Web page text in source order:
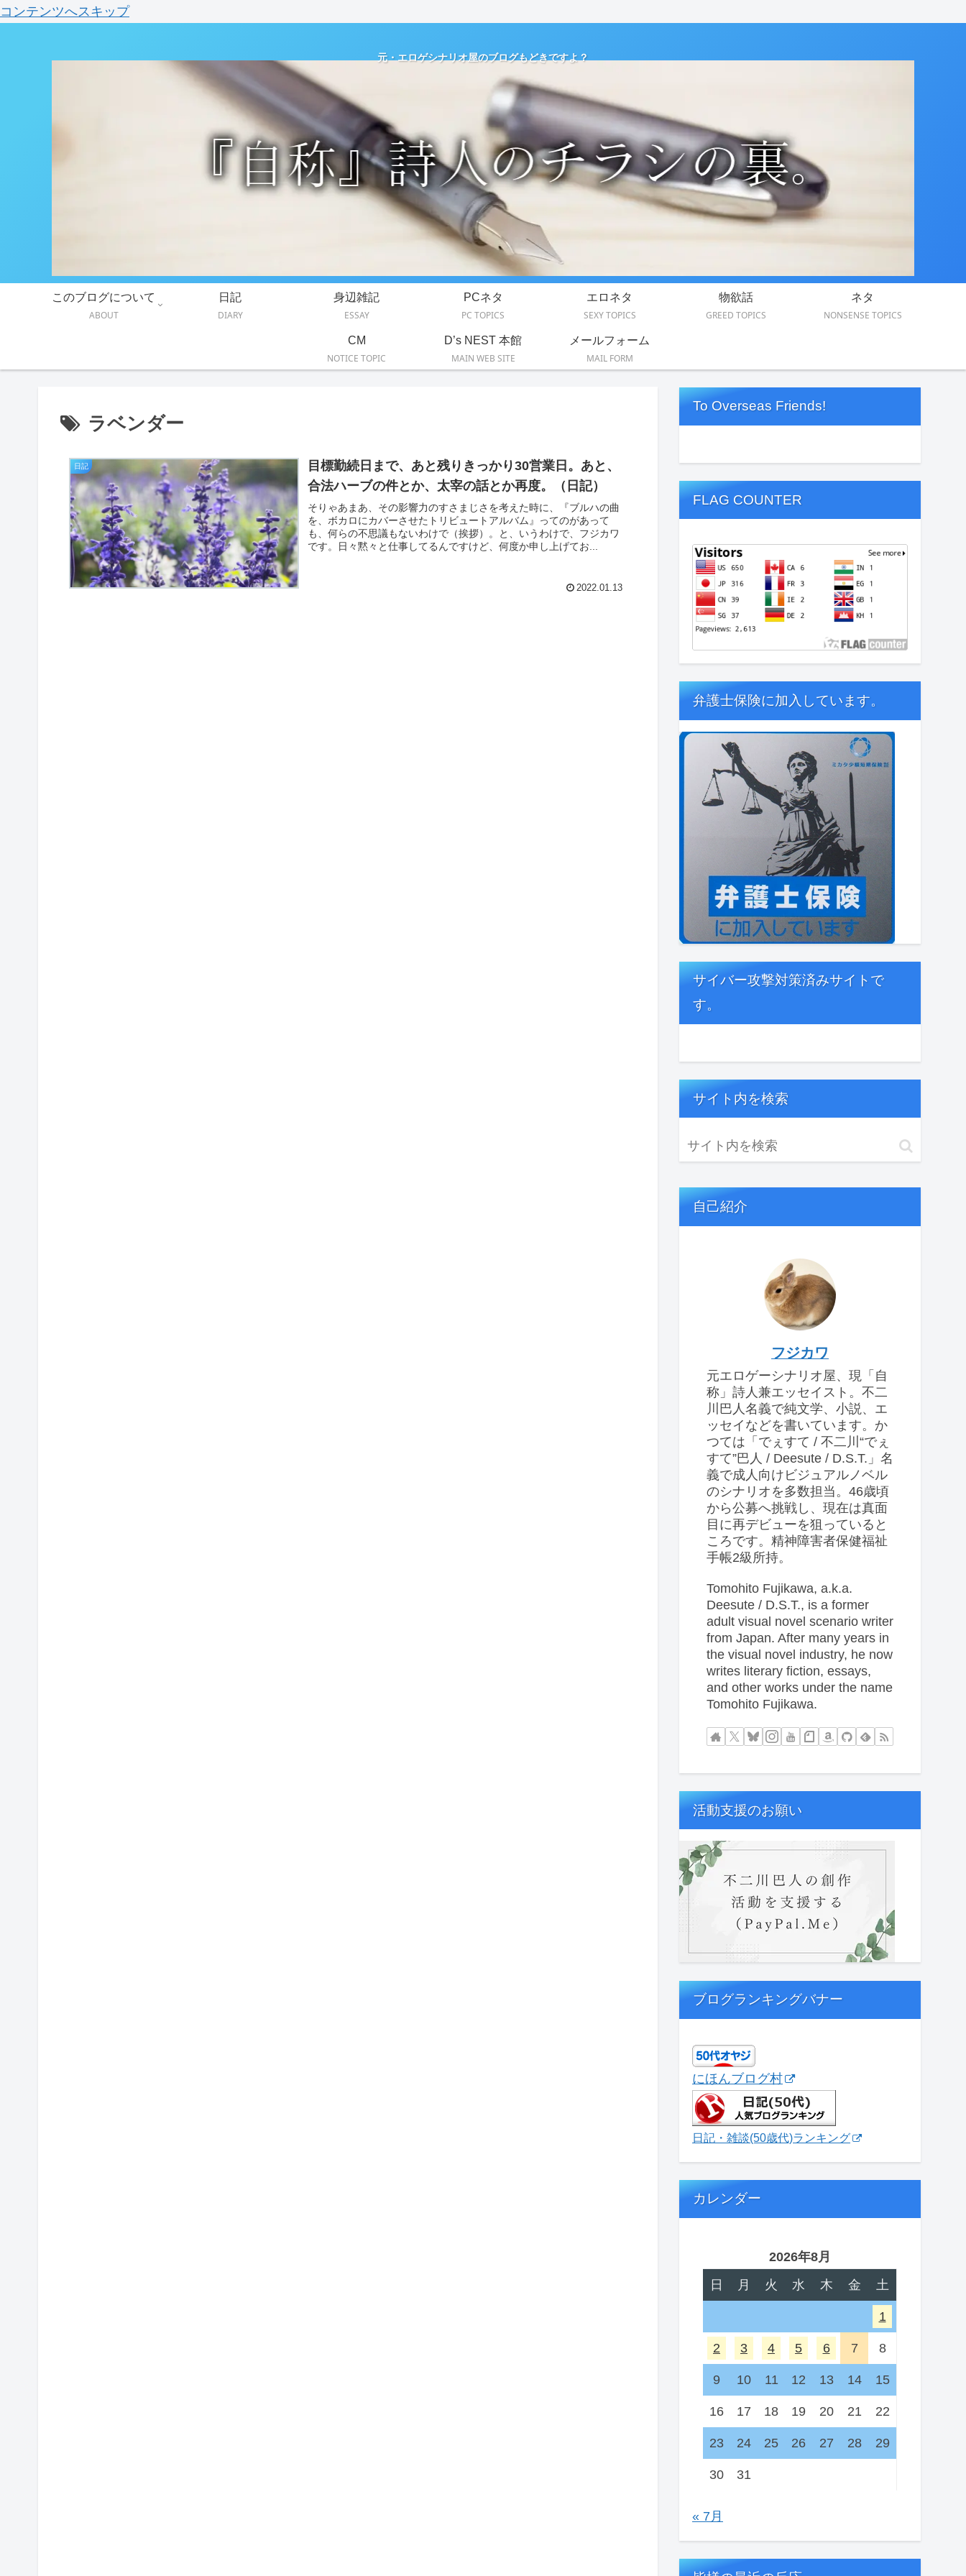
コンテンツへスキップ
元・エロゲシナリオ屋のブログもどきですよ？
このブログについて
ABOUT
日記
DIARY
身辺雑記
ESSAY
PCネタ
PC TOPICS
エロネタ
SEXY TOPICS
物欲話
GREED TOPICS
ネタ
NONSENSE TOPICS
CM
NOTICE TOPIC
D’s NEST 本館
MAIN WEB SITE
メールフォーム
MAIL FORM
ラベンダー
日記
目標勤続日まで、あと残りきっかり30営業日。あと、
合法ハーブの件とか、太宰の話とか再度。（日記）
そりゃあまあ、その影響力のすさまじさを考えた時に、『ブルハの曲
を、ボカロにカバーさせたトリビュートアルバム』ってのがあって
も、何らの不思議もないわけで（挨拶）。と、いうわけで、フジカワ
です。日々黙々と仕事してるんですけど、何度か申し上げてお...
2022.01.13
To Overseas Friends!
FLAG COUNTER
弁護士保険に加入しています。
サイバー攻撃対策済みサイトで
す。
サイト内を検索
自己紹介
フジカワ
元エロゲーシナリオ屋、現「自
称」詩人兼エッセイスト。不二
川巴人名義で純文学、小説、エ
ッセイなどを書いています。か
つては「でぇすて / 不二川“でぇ
すて”巴人 / Deesute / D.S.T.」名
義で成人向けビジュアルノベル
のシナリオを多数担当。46歳頃
から公募へ挑戦し、現在は真面
目に再デビューを狙っていると
ころです。精神障害者保健福祉
手帳2級所持。
Tomohito Fujikawa, a.k.a.
Deesute / D.S.T., is a former
adult visual novel scenario writer
from Japan. After many years in
the visual novel industry, he now
writes literary fiction, essays,
and other works under the name
Tomohito Fujikawa.
活動支援のお願い
ブログランキングバナー
にほんブログ村
日記・雑談(50歳代)ランキング
カレンダー
2026年8月
日
月 火 水 木 金 土
1
2 3 4 5 6 7 8
9 10 11 12 13 14 15
16 17 18 19 20 21 22
23 24 25 26 27 28 29
30 31
« 7月